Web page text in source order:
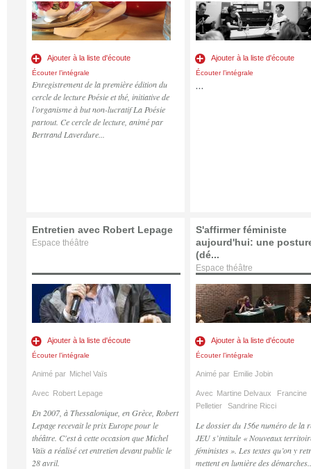
Ajouter à la liste d'écoute
Écouter l’intégrale
Enregistrement de la première édition du
cercle de lecture Poésie et thé, initiative de
l’organisme à but non-lucratif La Poésie
partout. Ce cercle de lecture, animé par
Bertrand Laverdure...
Ajouter à la liste d'écoute
Écouter l’intégrale
...
Entretien avec Robert Lepage
Espace théâtre
Ajouter à la liste d'écoute
Écouter l’intégrale
Animé par Michel Vaïs
Avec Robert Lepage
En 2007, à Thessalonique, en Grèce, Robert
Lepage recevait le prix Europe pour le
théâtre. C'est à cette occasion que Michel
Vaïs a réalisé cet entretien devant public le
28 avril.
S'affirmer féministe
aujourd'hui: une
(dé...
Espace théâtre
Ajouter à la liste d'écoute
Écouter l’intégrale
Animé par Emilie Jobin
Avec Martine Delvaux
Francine
Pelletier
Sandrine Ricci
Le dossier du 156e numéro de la
JEU s’intitule « Nouveaux
féministes ». Les textes qu’on y
mettent en lumière des